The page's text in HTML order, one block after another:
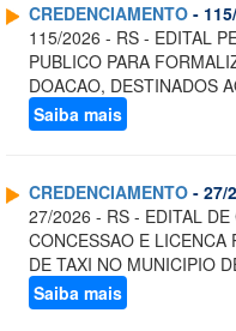
CREDENCIAMENTO -
115/2026 - RS - EDITAL
PUBLICO PARA
DOACAO, DESTINADOS
Saiba mais
CREDENCIAMENTO - 27/
27/2026 - RS - EDITAL
CONCESSAO E LICENCA
DE TAXI NO MUNICIPIO
Saiba mais